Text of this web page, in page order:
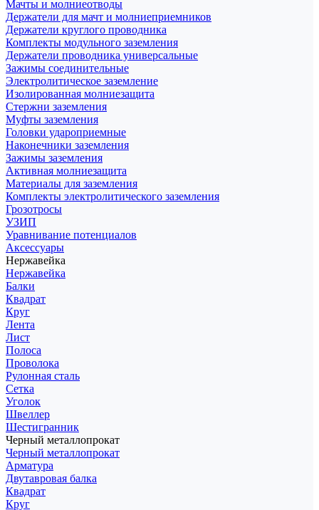
Мачты и молниеотводы
Держатели для мачт и молниеприемников
Держатели круглого проводника
Комплекты модульного заземления
Держатели проводника универсальные
Зажимы соединительные
Электролитическое заземление
Изолированная молниезащита
Стержни заземления
Муфты заземления
Головки удароприемные
Наконечники заземления
Зажимы заземления
Активная молниезащита
Материалы для заземления
Комплекты электролитического заземления
Грозотросы
УЗИП
Уравнивание потенциалов
Аксессуары
Нержавейка
Нержавейка
Балки
Квадрат
Круг
Лента
Лист
Полоса
Проволока
Рулонная сталь
Сетка
Уголок
Швеллер
Шестигранник
Черный металлопрокат
Черный металлопрокат
Арматура
Двутавровая балка
Квадрат
Круг